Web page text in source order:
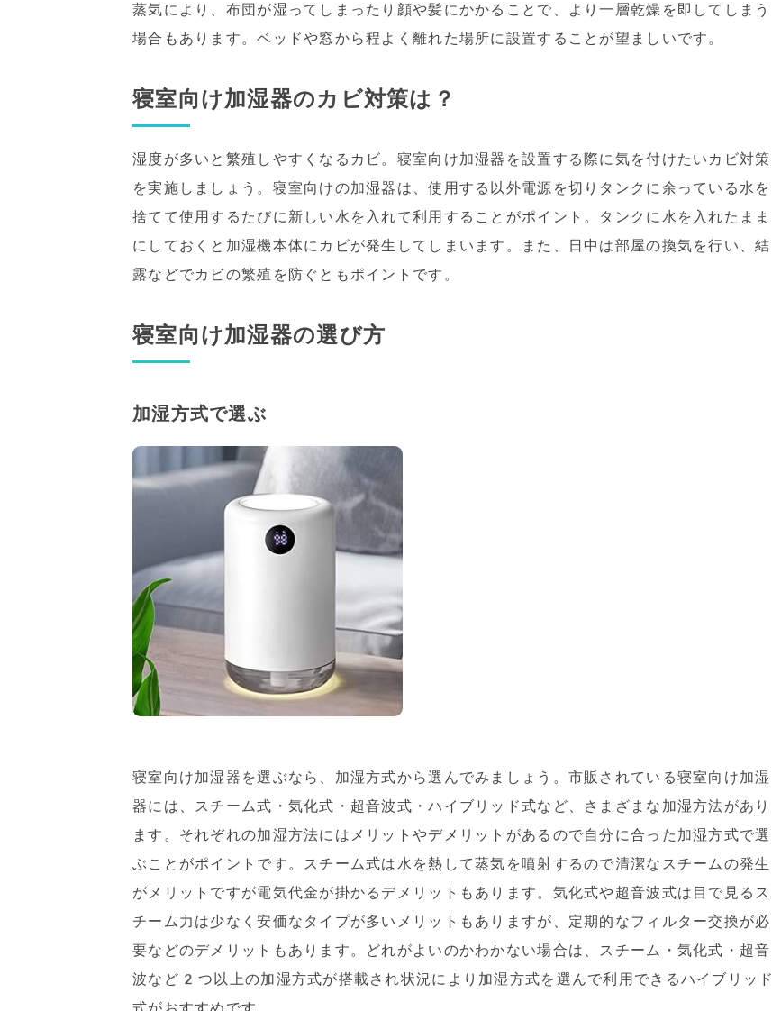
蒸気により、布団が湿ってしまったり顔や髪にかかることで、より一層乾燥を即してしまう
場合もあります。ベッドや窓から程よく離れた場所に設置することが望ましいです。
寝室向け加湿器のカビ対策は？
湿度が多いと繁殖しやすくなるカビ。寝室向け加湿器を設置する際に気を付けたいカビ対策
を実施しましょう。寝室向けの加湿器は、使用する以外電源を切りタンクに余っている水を
捨てて使用するたびに新しい水を入れて利用することがポイント。タンクに水を入れたまま
にしておくと加湿機本体にカビが発生してしまいます。また、日中は部屋の換気を行い、結
露などでカビの繁殖を防ぐともポイントです。
寝室向け加湿器の選び方
加湿方式で選ぶ
寝室向け加湿器を選ぶなら、加湿方式から選んでみましょう。市販されている寝室向け加湿
器には、スチーム式・気化式・超音波式・ハイブリッド式など、さまざまな加湿方法があり
ます。それぞれの加湿方法にはメリットやデメリットがあるので自分に合った加湿方式で選
ぶことがポイントです。スチーム式は水を熱して蒸気を噴射するので清潔なスチームの発生
がメリットですが電気代金が掛かるデメリットもあります。気化式や超音波式は目で見るス
チーム力は少なく安価なタイプが多いメリットもありますが、定期的なフィルター交換が必
要などのデメリットもあります。どれがよいのかわかない場合は、スチーム・気化式・超音
波など2つ以上の加湿方式が搭載され状況により加湿方式を選んで利用できるハイブリッド